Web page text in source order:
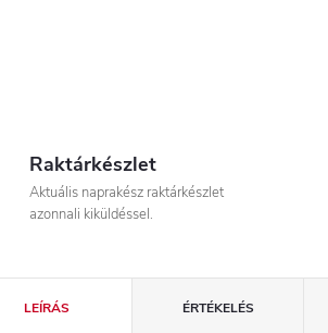
Raktárkészlet
Aktuális naprakész raktárkészlet
azonnali kiküldéssel.
LEÍRÁS ÉRTÉKELÉS